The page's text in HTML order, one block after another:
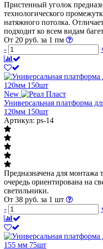
Пристенный уголок
технологического
натяжного потолка.
подходит ко всем видам
От 20 руб. за 1 пм
-
New
Универсальная платформа
120мм 150шт
Артикул: ps-14
Предназначена для монтажа
очередь ориентирована на
светильники.
От 38 руб. за 1 шт
-